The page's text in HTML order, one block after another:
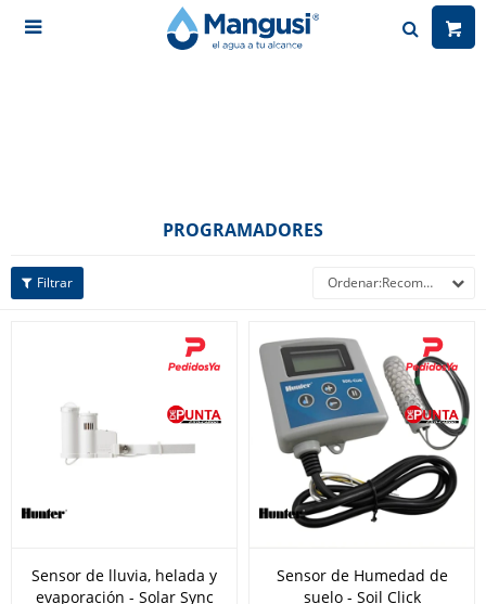

PROGRAMADORES
Recomendados
Sensor de lluvia, helada y
evaporación - Solar Sync
Sensor de Humedad de
suelo - Soil Click